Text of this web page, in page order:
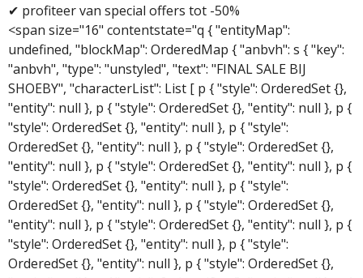
✔ profiteer van special offers tot -50%
<span size="16" contentstate="q { "entityMap":
undefined, "blockMap": OrderedMap { "anbvh": s { "key":
"anbvh", "type": "unstyled", "text": "FINAL SALE BIJ
SHOEBY", "characterList": List [ p { "style": OrderedSet {},
"entity": null }, p { "style": OrderedSet {}, "entity": null }, p {
"style": OrderedSet {}, "entity": null }, p { "style":
OrderedSet {}, "entity": null }, p { "style": OrderedSet {},
"entity": null }, p { "style": OrderedSet {}, "entity": null }, p {
"style": OrderedSet {}, "entity": null }, p { "style":
OrderedSet {}, "entity": null }, p { "style": OrderedSet {},
"entity": null }, p { "style": OrderedSet {}, "entity": null }, p {
"style": OrderedSet {}, "entity": null }, p { "style":
OrderedSet {}, "entity": null }, p { "style": OrderedSet {},